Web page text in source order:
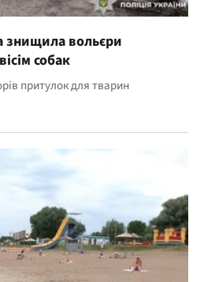
знищила вольєри
собак
притулок для тварин